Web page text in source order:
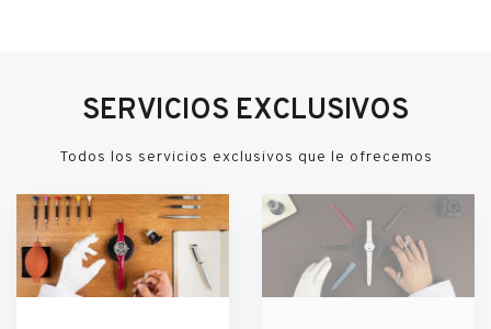
SERVICIOS EXCLUSIVOS
Todos los servicios exclusivos que le ofrecemos